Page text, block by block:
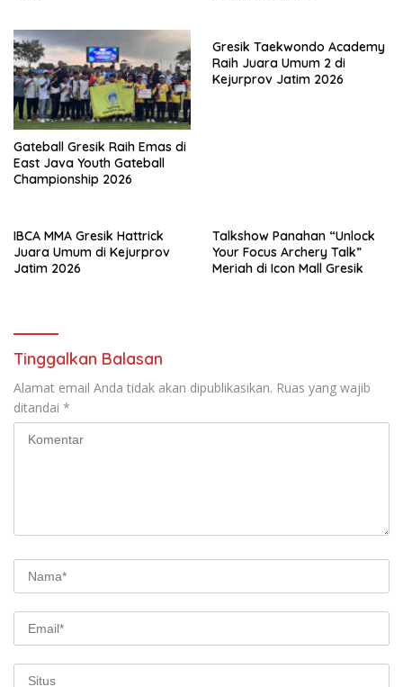
Gateball Gresik Raih Emas di
East Java Youth Gateball
Championship 2026
Gresik Taekwondo Academy
Raih Juara Umum 2 di
Kejurprov Jatim 2026
IBCA MMA Gresik Hattrick
Juara Umum di Kejurprov
Jatim 2026
Talkshow Panahan “Unlock
Your Focus Archery Talk”
Meriah di Icon Mall Gresik
Tinggalkan Balasan
Alamat email Anda tidak akan dipublikasikan. Ruas yang wajib
ditandai *